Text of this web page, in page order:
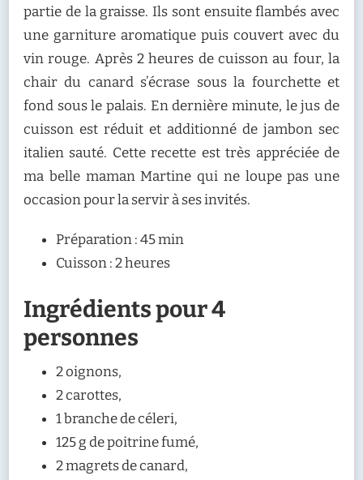
partie de la graisse. Ils sont ensuite flambés avec
une garniture aromatique puis couvert avec du
vin rouge. Après 2 heures de cuisson au four, la
chair du canard s’écrase sous la fourchette et
fond sous le palais. En dernière minute, le jus de
cuisson est réduit et additionné de jambon sec
italien sauté. Cette recette est très appréciée de
ma belle maman Martine qui ne loupe pas une
occasion pour la servir à ses invités.
Préparation : 45 min
Cuisson : 2 heures
Ingrédients pour 4
personnes
2 oignons,
2 carottes,
1 branche de céleri,
125 g de poitrine fumé,
2 magrets de canard,